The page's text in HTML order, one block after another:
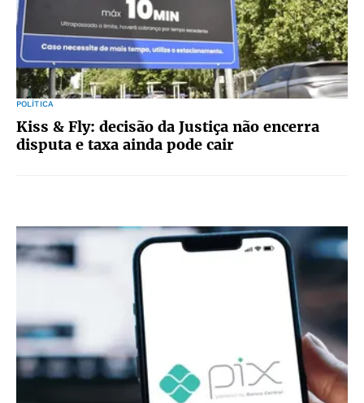
POLÍTICA
Kiss & Fly: decisão da Justiça não encerra
disputa e taxa ainda pode cair